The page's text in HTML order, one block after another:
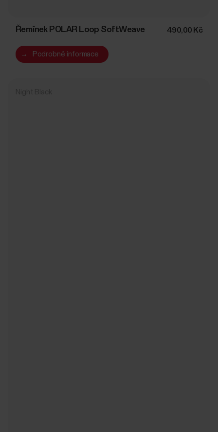
Řemínek POLAR Loop SoftWeave 490,00 Kč
→ Podrobné informace